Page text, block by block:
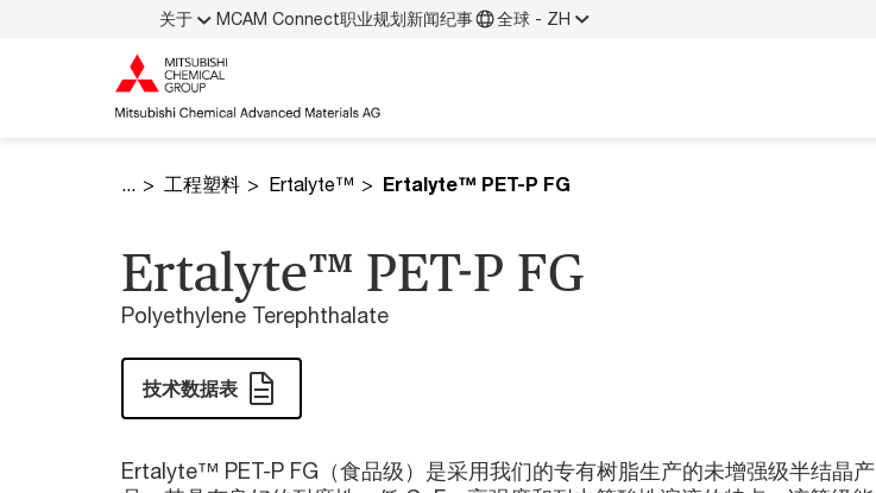
关于 MCAM Connect职业规划新闻纪事 全球 - ZH
工程塑料 Ertalyte™ Ertalyte™ PET-P FG
Ertalyte™ PET-P FG
Polyethylene Terephthalate
技术数据表
Ertalyte™ PET-P FG（食品级）是采用我们的专有树脂生产的未增强级半结晶产